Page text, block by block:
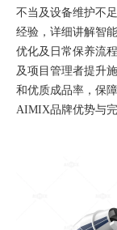
不当及设备维护不
经验，详细讲解智
优化及日常保养流
及项目管理者提升
和优质成品率，保
AIMIX品牌优势与